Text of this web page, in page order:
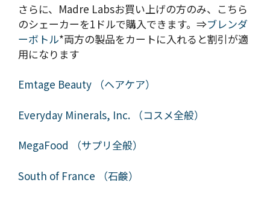
さらに、Madre Labsお買い上げの方のみ、こちら
のシェーカーを1ドルで購入できます。⇒ブレンダ
ーボトル*両方の製品をカートに入れると割引が適
用になります
Emtage Beauty （ヘアケア）
Everyday Minerals, Inc. （コスメ全般）
MegaFood （サプリ全般）
South of France （石鹸）